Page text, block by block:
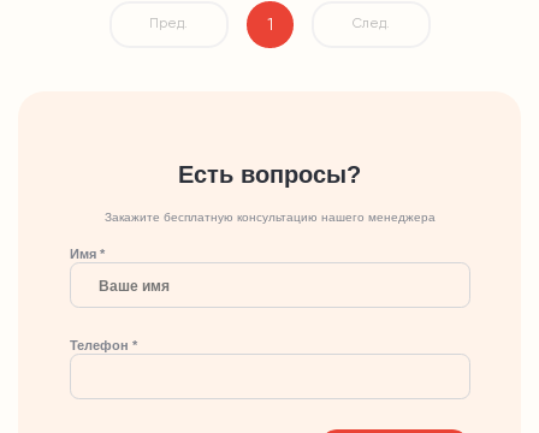
Пред. 1 След.
Есть вопросы?
Закажите бесплатную консультацию нашего менеджера
Имя *
Телефон *